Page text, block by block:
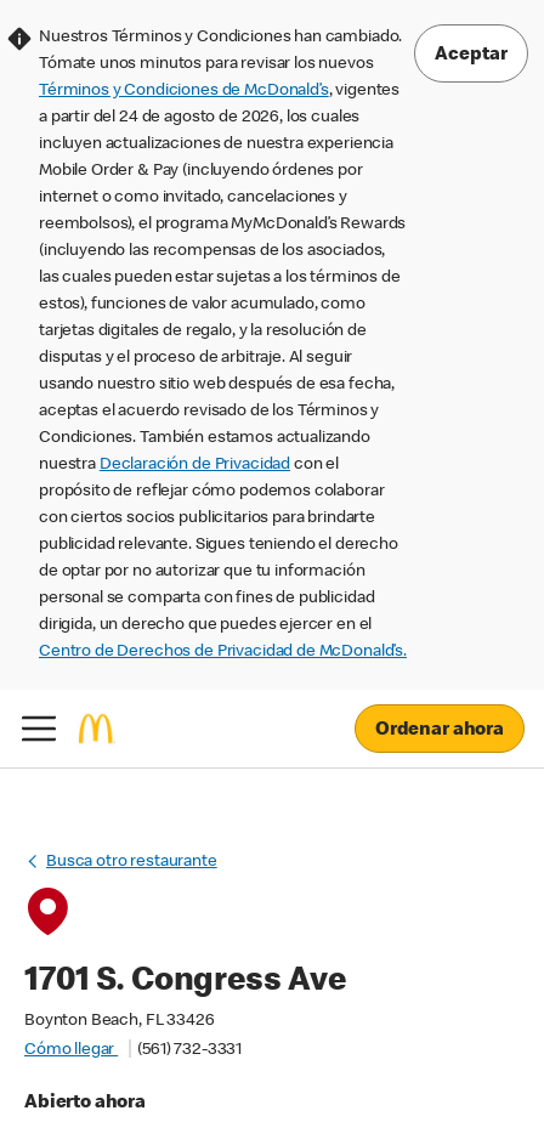
Nuestros Términos y Condiciones han cambiado.
Tómate unos minutos para revisar los nuevos
Términos y Condiciones de McDonald’s, vigentes
a partir del 24 de agosto de 2026, los cuales
incluyen actualizaciones de nuestra experiencia
Mobile Order & Pay (incluyendo órdenes por
internet o como invitado, cancelaciones y
reembolsos), el programa MyMcDonald’s Rewards
(incluyendo las recompensas de los asociados,
las cuales pueden estar sujetas a los términos de
estos), funciones de valor acumulado, como
tarjetas digitales de regalo, y la resolución de
disputas y el proceso de arbitraje. Al seguir
usando nuestro sitio web después de esa fecha,
aceptas el acuerdo revisado de los Términos y
Condiciones. También estamos actualizando
nuestra Declaración de Privacidad con el
propósito de reflejar cómo podemos colaborar
con ciertos socios publicitarios para brindarte
publicidad relevante. Sigues teniendo el derecho
de optar por no autorizar que tu información
personal se comparta con fines de publicidad
dirigida, un derecho que puedes ejercer en el
Centro de Derechos de Privacidad de McDonald’s.
Aceptar
Ordenar ahora
Busca otro restaurante
1701 S. Congress Ave
Boynton Beach, FL 33426
Cómo llegar
(561) 732-3331
Abierto ahora